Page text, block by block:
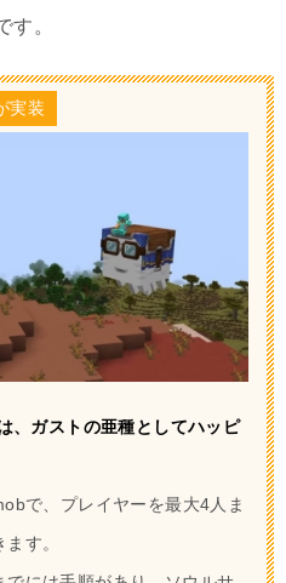
す。
実装
、ガストの亜種としてハッピ
で、プレイヤーを最大4人ま
す。